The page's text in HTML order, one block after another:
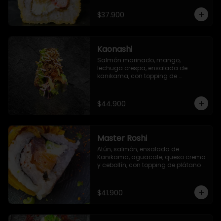
chef
$37.900
Kaonashi
Salmón marinado, mango,
lechuga crespa, ensalada de
kanikama, con topping de
$44.900
Master Roshi
Atún, salmón, ensalada de
Kanikama, aguacate, queso crema
y cebollín, con topping de plátano
$41.900